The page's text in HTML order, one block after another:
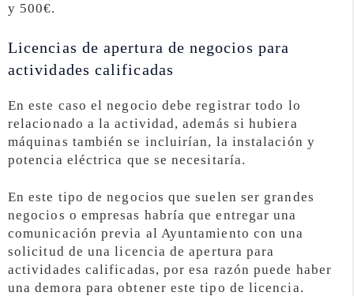
y 500€.
Licencias de apertura de negocios para
actividades calificadas
En este caso el negocio debe registrar todo lo
relacionado a la actividad, además si hubiera
máquinas también se incluirían, la instalación y
potencia eléctrica que se necesitaría.
En este tipo de negocios que suelen ser grandes
negocios o empresas habría que entregar una
comunicación previa al Ayuntamiento con una
solicitud de una licencia de apertura para
actividades calificadas, por esa razón puede haber
una demora para obtener este tipo de licencia.